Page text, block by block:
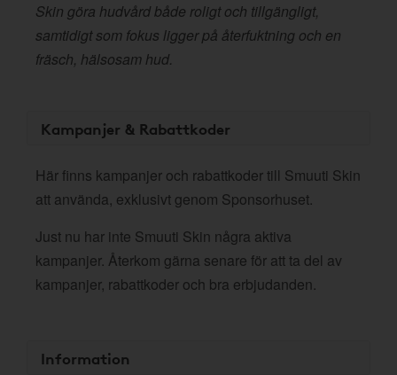
Skin göra hudvård både roligt och tillgängligt,
samtidigt som fokus ligger på återfuktning och en
fräsch, hälsosam hud.
Kampanjer & Rabattkoder
Här finns kampanjer och rabattkoder till Smuuti Skin
att använda, exklusivt genom Sponsorhuset.
Just nu har inte Smuuti Skin några aktiva
kampanjer. Återkom gärna senare för att ta del av
kampanjer, rabattkoder och bra erbjudanden.
Information